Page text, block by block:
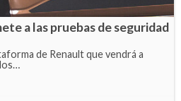
a las pruebas de seguridad
de Renault que vendrá a